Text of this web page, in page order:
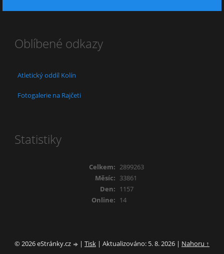
Oblíbené odkazy
Atletický oddíl Kolín
Fotogalerie na Rajčeti
Statistiky
Online: 14
Celkem: 2899263
Měsíc: 33861
Den: 1157
© 2026 eStránky.cz | Tisk | Aktualizováno: 5. 8. 2026 | Nahoru ↑